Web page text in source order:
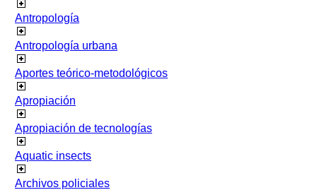
Antropología
Antropología urbana
Aportes teórico-metodológicos
Apropiación
Apropiación de tecnologías
Aquatic insects
Archivos policiales